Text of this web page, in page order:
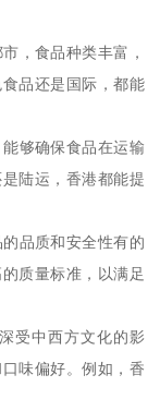
，食品种类丰富，
品还是国际，都能
够确保食品在运输
陆运，香港都能提
品质和安全性有的
质量标准，以满足
受中西方文化的影
味偏好。例如，香